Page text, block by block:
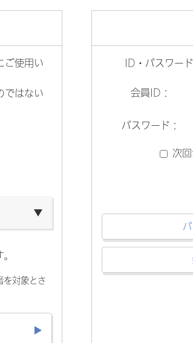
ご使用い
ではない
対象とさ
ID・パスワー
会員ID：
パスワード：
次